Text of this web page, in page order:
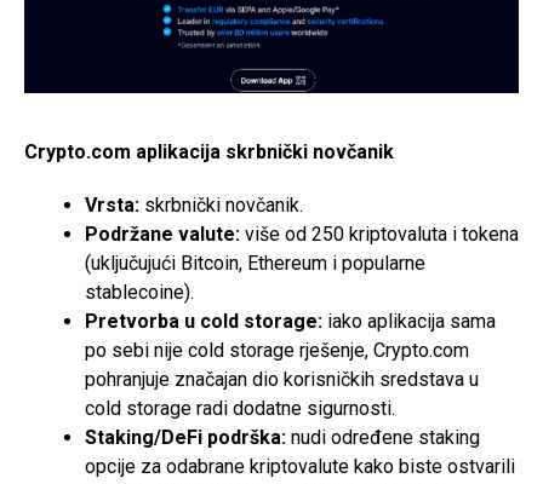
Crypto.com aplikacija skrbnički novčanik
Vrsta: skrbnički novčanik.
Podržane valute: više od 250 kriptovaluta i tokena
(uključujući Bitcoin, Ethereum i popularne
stablecoine).
Pretvorba u cold storage: iako aplikacija sama
po sebi nije cold storage rješenje, Crypto.com
pohranjuje značajan dio korisničkih sredstava u
cold storage radi dodatne sigurnosti.
Staking/DeFi podrška: nudi određene staking
opcije za odabrane kriptovalute kako biste ostvarili